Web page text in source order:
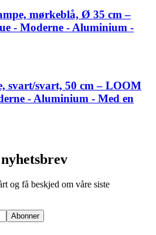
mørkeblå, Ø 35 cm –
- Moderne - Aluminium -
svart/svart, 50 cm – LOOM
- Aluminium - Med en
og få beskjed om våre siste
Abonner